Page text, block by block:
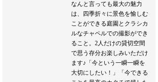
なんと言っても最大の魅力
は、四季折々に景色を愉しむ
ことができる庭園とクラシカ
ルなチャペルでの撮影ができ
ること。2人だけの貸切空間
で思う存分お楽しみいただけ
ます♪「今という一瞬一瞬を
大切にしたい！」「今できる